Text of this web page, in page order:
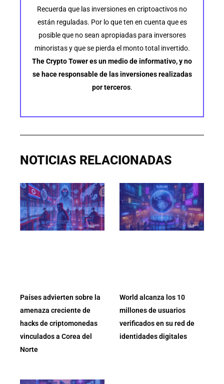
Recuerda que las inversiones en criptoactivos no
están reguladas. Por lo que ten en cuenta que es
posible que no sean apropiadas para inversores
minoristas y que se pierda el monto total invertido.
The Crypto Tower es un medio de informativo, y no
se hace responsable de las inversiones realizadas
por terceros.
NOTICIAS RELACIONADAS
Países advierten sobre la
amenaza creciente de
hacks de criptomonedas
vinculados a Corea del
Norte
World alcanza los 10
millones de usuarios
verificados en su red de
identidades digitales